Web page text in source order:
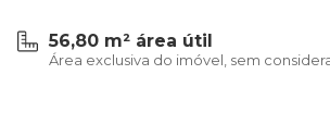
56,80 m² área útil
Área exclusiva do imóvel, sem